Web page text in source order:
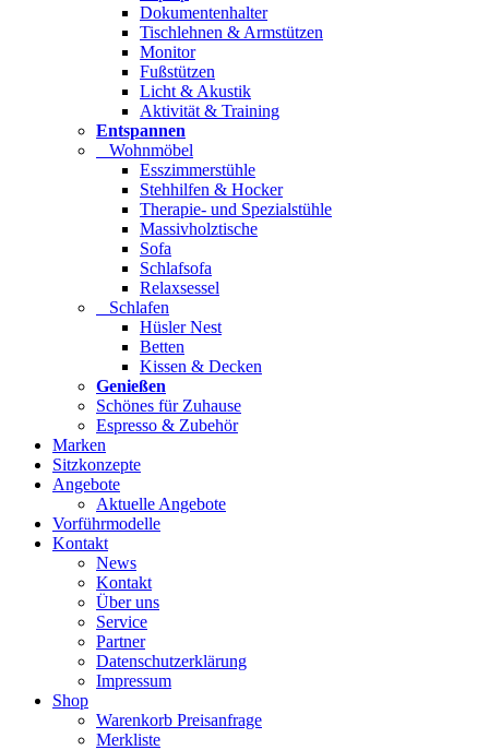
Dokumentenhalter
Tischlehnen & Armstützen
Monitor
Fußstützen
Licht & Akustik
Aktivität & Training
Entspannen
Wohnmöbel
Esszimmerstühle
Stehhilfen & Hocker
Therapie- und Spezialstühle
Massivholztische
Sofa
Schlafsofa
Relaxsessel
Schlafen
Hüsler Nest
Betten
Kissen & Decken
Genießen
Schönes für Zuhause
Espresso & Zubehör
Marken
Sitzkonzepte
Angebote
Aktuelle Angebote
Vorführmodelle
Kontakt
News
Kontakt
Über uns
Service
Partner
Datenschutzerklärung
Impressum
Shop
Warenkorb Preisanfrage
Merkliste